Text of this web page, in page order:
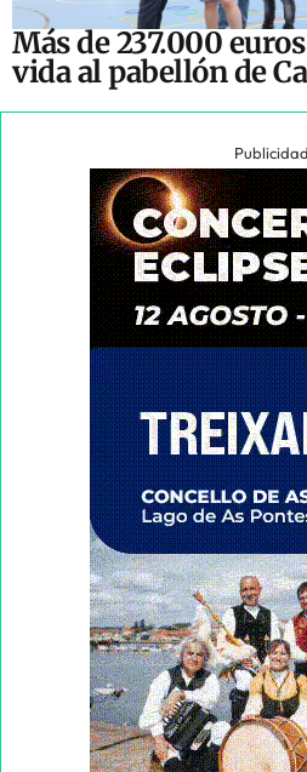
Más de 237.000
vida al pabellón de
Publicidad